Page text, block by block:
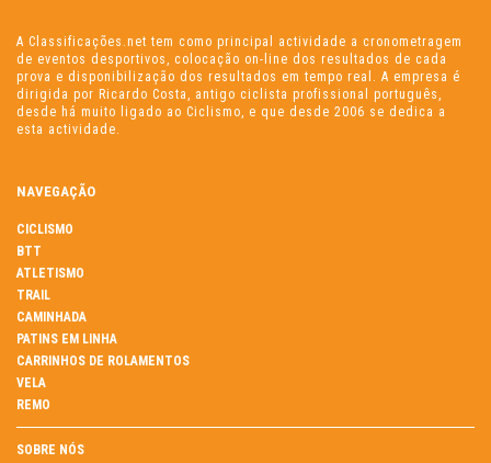
A Classificações.net tem como principal actividade a cronometragem
de eventos desportivos, colocação on-line dos resultados de cada
prova e disponibilização dos resultados em tempo real. A empresa é
dirigida por Ricardo Costa, antigo ciclista profissional português,
desde há muito ligado ao Ciclismo, e que desde 2006 se dedica a
esta actividade.
NAVEGAÇÃO
CICLISMO
BTT
ATLETISMO
TRAIL
CAMINHADA
PATINS EM LINHA
CARRINHOS DE ROLAMENTOS
VELA
REMO
SOBRE NÓS